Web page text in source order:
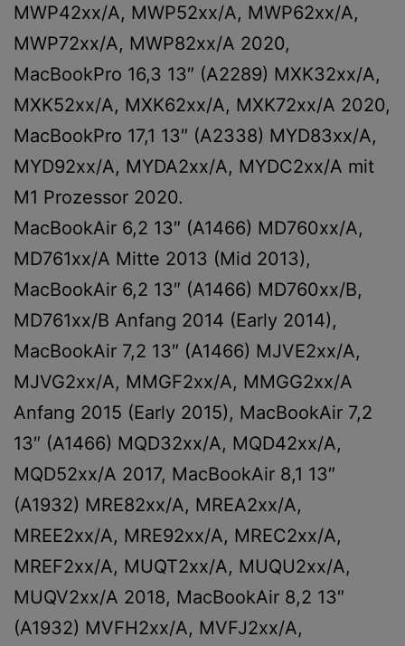
MWP42xx/A, MWP52xx/A, MWP62xx/A,
MWP72xx/A, MWP82xx/A 2020,
MacBookPro 16,3 13″ (A2289) MXK32xx/A,
MXK52xx/A, MXK62xx/A, MXK72xx/A 2020,
MacBookPro 17,1 13″ (A2338) MYD83xx/A,
MYD92xx/A, MYDA2xx/A, MYDC2xx/A mit
M1 Prozessor 2020.
MacBookAir 6,2 13″ (A1466) MD760xx/A,
MD761xx/A Mitte 2013 (Mid 2013),
MacBookAir 6,2 13″ (A1466) MD760xx/B,
MD761xx/B Anfang 2014 (Early 2014),
MacBookAir 7,2 13″ (A1466) MJVE2xx/A,
MJVG2xx/A, MMGF2xx/A, MMGG2xx/A
Anfang 2015 (Early 2015), MacBookAir 7,2
13″ (A1466) MQD32xx/A, MQD42xx/A,
MQD52xx/A 2017, MacBookAir 8,1 13″
(A1932) MRE82xx/A, MREA2xx/A,
MREE2xx/A, MRE92xx/A, MREC2xx/A,
MREF2xx/A, MUQT2xx/A, MUQU2xx/A,
MUQV2xx/A 2018, MacBookAir 8,2 13″
(A1932) MVFH2xx/A, MVFJ2xx/A,